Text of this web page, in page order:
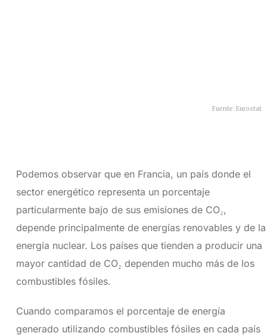
Podemos observar que en Francia, un país donde el
sector energético representa un porcentaje
particularmente bajo de sus emisiones de CO₂,
depende principalmente de energías renovables y de la
energía nuclear. Los países que tienden a producir una
mayor cantidad de CO₂ dependen mucho más de los
combustibles fósiles.
Cuando comparamos el porcentaje de energía
generado utilizando combustibles fósiles en cada país